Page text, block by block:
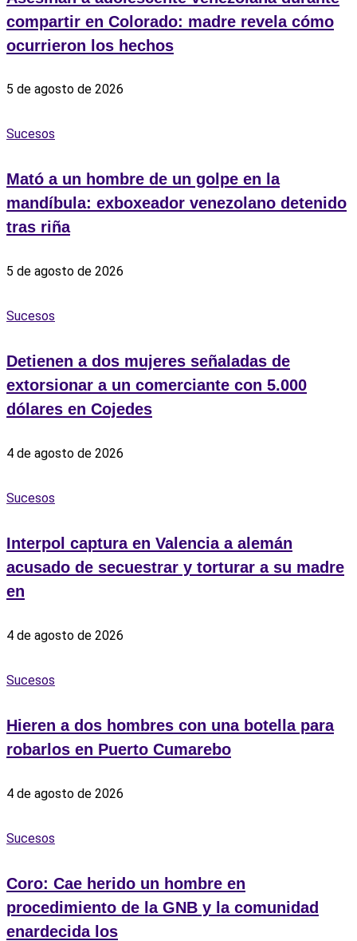
compartir en Colorado: madre revela cómo
ocurrieron los hechos
5 de agosto de 2026
Sucesos
Mató a un hombre de un golpe en la
mandíbula: exboxeador venezolano detenido
tras riña
5 de agosto de 2026
Sucesos
Detienen a dos mujeres señaladas de
extorsionar a un comerciante con 5.000
dólares en Cojedes
4 de agosto de 2026
Sucesos
Interpol captura en Valencia a alemán
acusado de secuestrar y torturar a su madre
en
4 de agosto de 2026
Sucesos
Hieren a dos hombres con una botella para
robarlos en Puerto Cumarebo
4 de agosto de 2026
Sucesos
Coro: Cae herido un hombre en
procedimiento de la GNB y la comunidad
enardecida los